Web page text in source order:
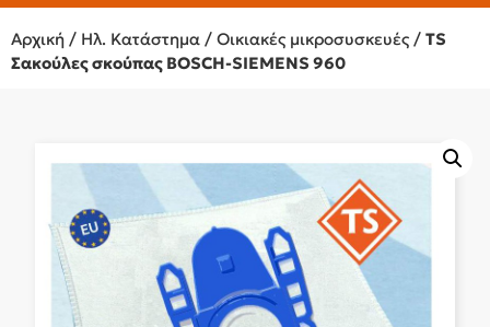
Αρχική / Ηλ. Κατάστημα / Οικιακές μικροσυσκευές / TS
Σακούλες σκούπας BOSCH-SIEMENS 960